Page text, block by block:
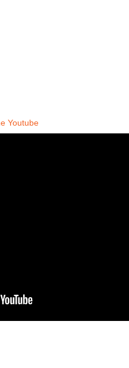
Youtube